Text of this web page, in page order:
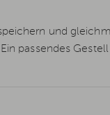
und
passendes